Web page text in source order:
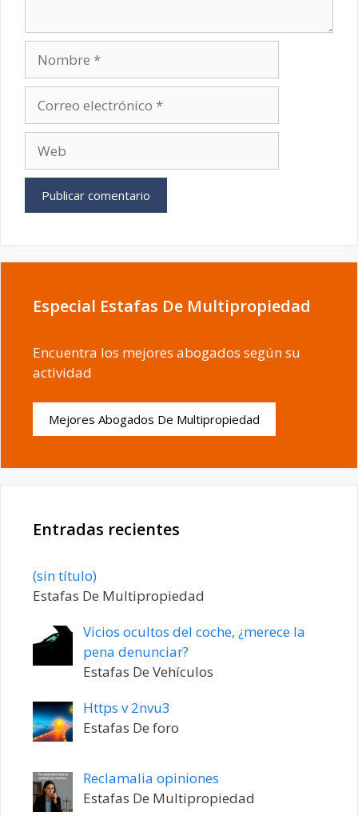
electrónico
Especial Estafas De Multipropiedad
Encuentra los mejores abogados según su
actividad
Mejores Abogados De Multipropiedad
Entradas recientes
(sin título)Entrada
20198
Estafas De Multipropiedad
Vicios ocultos del coche, ¿merece la
pena denunciar?
Estafas De Vehículos
Https v 2nvu3
Estafas De foro
Reclamalia opiniones
Estafas De Multipropiedad